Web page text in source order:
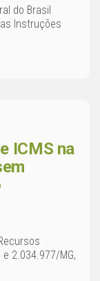
do Brasil
Instruções
ICMS na
2.034.977/MG,